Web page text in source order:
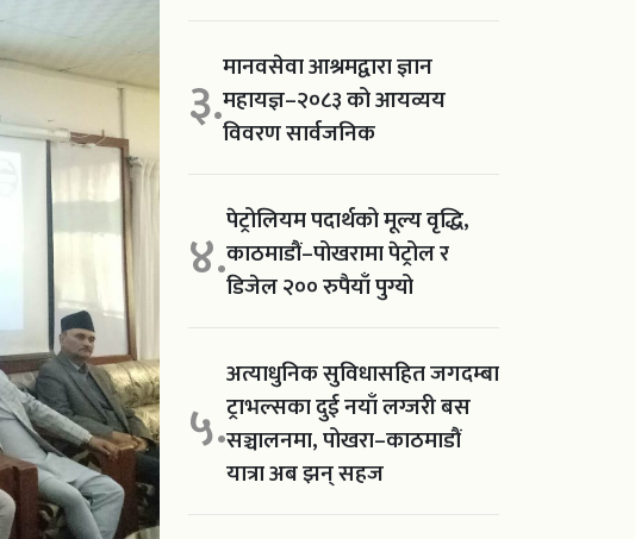
३.मानवसेवा आश्रमद्वारा ज्ञान
महायज्ञ–२०८३ को आयव्यय
विवरण सार्वजनिक
४.पेट्रोलियम पदार्थको मूल्य वृद्धि,
काठमाडौं–पोखरामा पेट्रोल र
डिजेल २०० रुपैयाँ पुग्यो
५.
अत्याधुनिक सुविधासहित जगदम्बा
ट्राभल्सका दुई नयाँ लग्जरी बस
सञ्चालनमा, पोखरा–काठमाडौं
यात्रा अब झन् सहज